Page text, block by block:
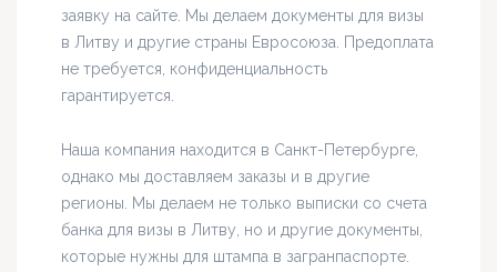
заявку на сайте. Мы делаем документы для визы
в Литву и другие страны Евросоюза. Предоплата
не требуется, конфиденциальность
гарантируется.
Наша компания находится в Санкт-Петербурге,
однако мы доставляем заказы и в другие
регионы. Мы делаем не только выписки со счета
банка для визы в Литву, но и другие документы,
которые нужны для штампа в загранпаспорте.